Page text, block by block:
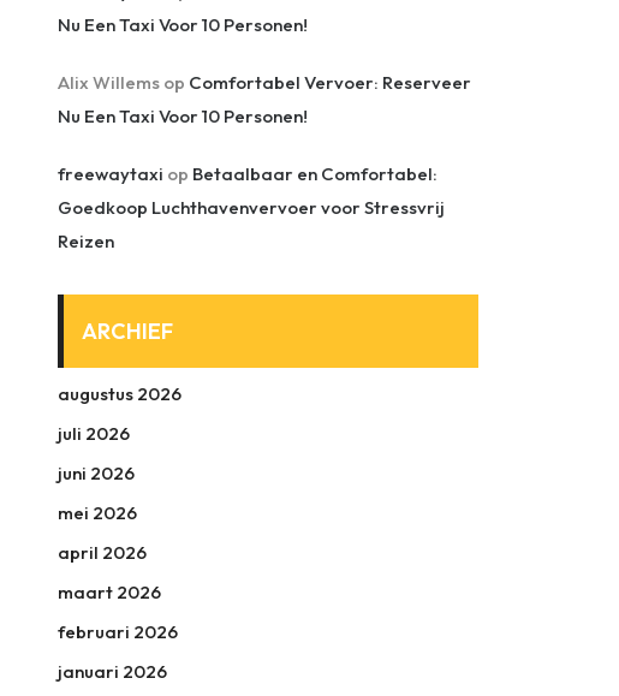
Nu Een Taxi Voor 10 Personen!
Alix Willems op Comfortabel Vervoer: Reserveer
Nu Een Taxi Voor 10 Personen!
freewaytaxi op Betaalbaar en Comfortabel:
Goedkoop Luchthavenvervoer voor Stressvrij
Reizen
ARCHIEF
augustus 2026
juli 2026
juni 2026
mei 2026
april 2026
maart 2026
februari 2026
januari 2026